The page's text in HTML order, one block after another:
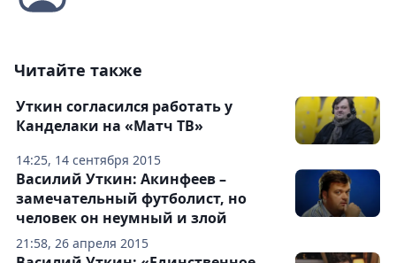
Читайте также
14:25, 14 сентября 2015
Уткин согласился работать у
Канделаки на «Матч ТВ»
21:58, 26 апреля 2015
Василий Уткин: Акинфеев –
замечательный футболист, но
человек он неумный и злой